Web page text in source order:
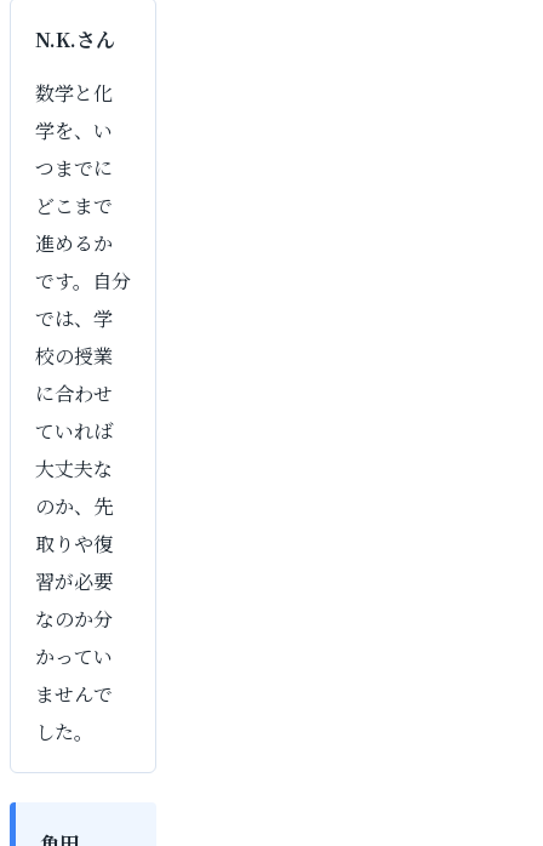
N.K.さん
数学と化
学を、い
つまでに
どこまで
進めるか
です。自分
では、学
校の授業
に合わせ
ていれば
大丈夫な
のか、先
取りや復
習が必要
なのか分
かってい
ませんで
した。